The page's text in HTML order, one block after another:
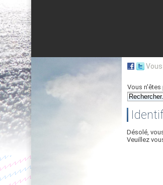
Vous
Désolé,
Veuillez